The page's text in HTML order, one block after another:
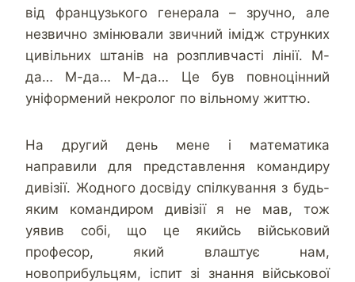
від французького генерала – зручно, але
незвично змінювали звичний імідж струнких
цивільних штанів на розпливчасті лінії. М-
да… М-да… М-да… Це був повноцінний
уніформений некролог по вільному життю.
На другий день мене і математика
направили для представлення командиру
дивізії. Жодного досвіду спілкування з будь-
яким командиром дивізії я не мав, тож
уявив собі, що це якийсь військовий
професор, який влаштує нам,
новоприбульцям, іспит зі знання військової